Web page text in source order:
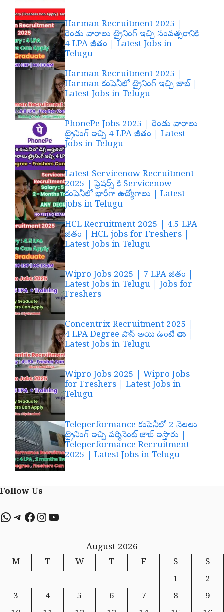
Harman Recruitment 2025 |
రెండు వారాలు ట్రైనింగ్ ఇచ్చి సంవత్సరానికి
4 LPA జీతం | Latest Jobs in
Telugu
Harman Recruitment 2025 |
Harman కంపెనీలో ట్రైనింగ్ ఇచ్చి జాబ్ |
Latest Jobs in Telugu
PhonePe Jobs 2025 | రెండు వారాలు
ట్రైనింగ్ ఇచ్చి 4 LPA జీతం | Latest
Jobs in Telugu
Latest Servicenow Recruitment
2025 | ఫ్రెషర్స్ కి Servicenow
కంపెనీలో భారీగా ఉద్యోగాలు | Latest
jobs in Telugu
HCL Recruitment 2025 | 4.5 LPA
జీతం | HCL jobs for Freshers |
Latest Jobs in Telugu
Wipro Jobs 2025 | 7 LPA జీతం |
Latest Jobs in Telugu | Jobs for
Freshers
Concentrix Recruitment 2025 |
4 LPA Degree పాస్ అయి ఉంటే చాలు |
Latest Jobs in Telugu
Wipro Jobs 2025 | Wipro Jobs
for Freshers | Latest Jobs in
Telugu
Teleperformance కంపెనీలో 2 నెలలు
ట్రైనింగ్ ఇచ్చి పర్మినెంట్ జాబ్ ఇస్తారు |
Teleperformance Recruitment
2025 | Latest Jobs in Telugu
Follow Us
WhatsApp
Telegram
Facebook
Instagram
YouTube
August 2026
M
T W T F S
S
1
2
3
4 5 6 7 8
9